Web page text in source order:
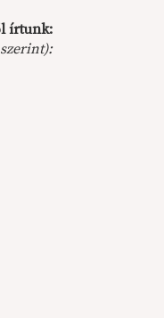
írtunk: